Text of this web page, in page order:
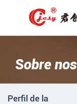
Sobre
Perfil de la